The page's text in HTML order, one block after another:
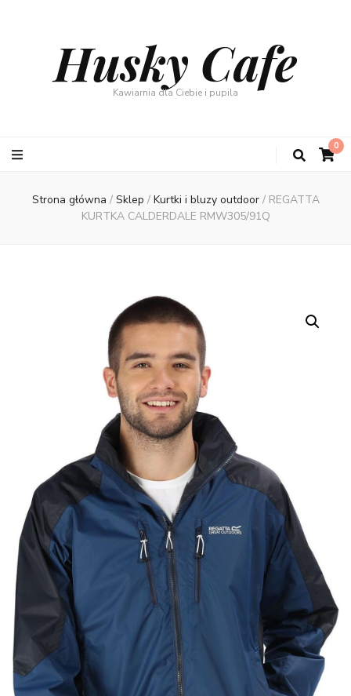
Husky Cafe
Kawiarnia dla Ciebie i pupila
0
Strona główna / Sklep / Kurtki i bluzy outdoor / REGATTA
KURTKA CALDERDALE RMW305/91Q